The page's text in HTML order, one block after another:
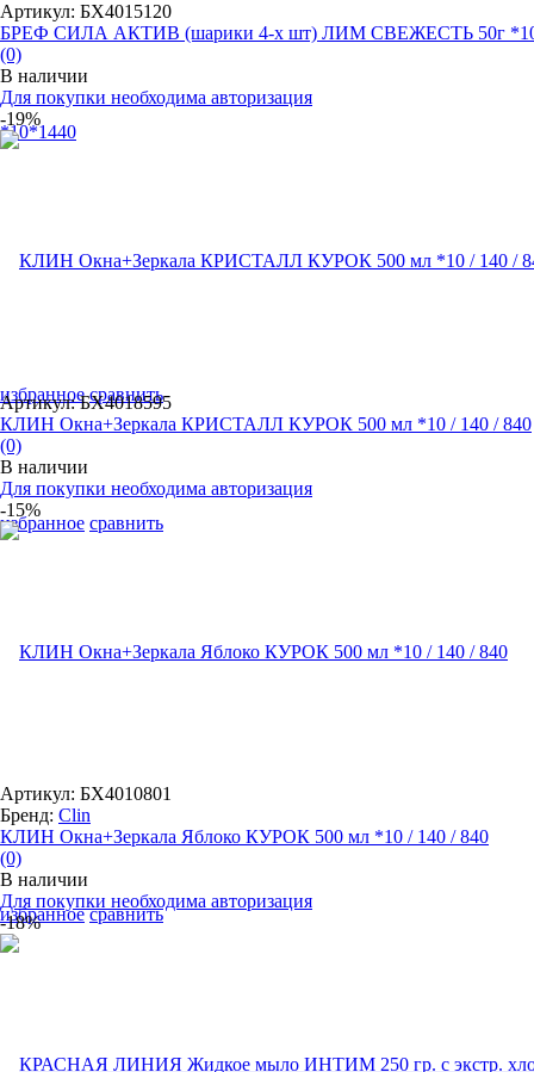
избранное сравнить
Артикул: БХ4015120
БРЕФ СИЛА АКТИВ (шарики 4-х шт) ЛИМ СВЕЖЕСТЬ 50г
(0)
В наличии
Для покупки необходима авторизация
-19%
избранное сравнить
Артикул: БХ4018595
КЛИН Окна+Зеркала КРИСТАЛЛ КУРОК 500 мл *10 / 140 / 840
(0)
В наличии
Для покупки необходима авторизация
-15%
избранное сравнить
Артикул: БХ4010801
Бренд: Clin
КЛИН Окна+Зеркала Яблоко КУРОК 500 мл *10 / 140 / 840
(0)
В наличии
Для покупки необходима авторизация
-18%